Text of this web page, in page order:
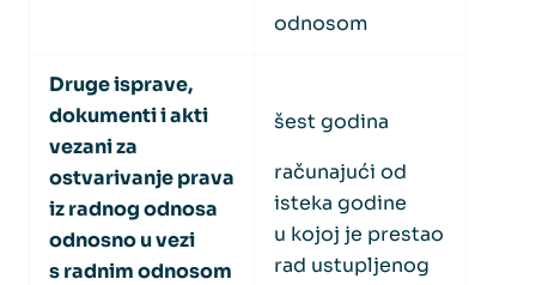
odnosom
Druge isprave,
dokumenti i akti
vezani za
ostvarivanje prava
iz radnog odnosa
odnosno u vezi
s radnim odnosom
šest godina
računajući od
isteka godine
u kojoj je prestao
rad ustupljenog